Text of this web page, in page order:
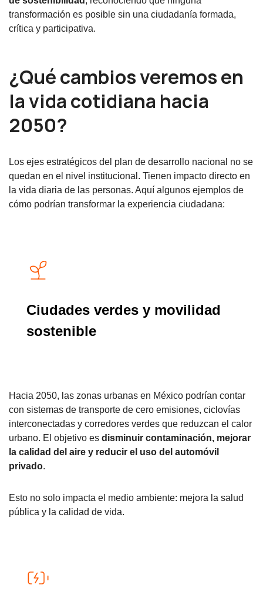
transformación es posible sin una ciudadanía formada,
crítica y participativa.
¿Qué cambios veremos en
la vida cotidiana hacia
2050?
Los ejes estratégicos del plan de desarrollo nacional no se
quedan en el nivel institucional. Tienen impacto directo en
la vida diaria de las personas. Aquí algunos ejemplos de
cómo podrían transformar la experiencia ciudadana:
Ciudades verdes y movilidad
sostenible
Hacia 2050, las zonas urbanas en México podrían contar
con sistemas de transporte de cero emisiones, ciclovías
interconectadas y corredores verdes que reduzcan el calor
urbano. El objetivo es disminuir contaminación, mejorar
la calidad del aire y reducir el uso del automóvil
privado.
Esto no solo impacta el medio ambiente: mejora la salud
pública y la calidad de vida.